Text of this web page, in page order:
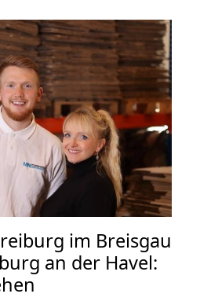
im Breisgau
an der Havel: